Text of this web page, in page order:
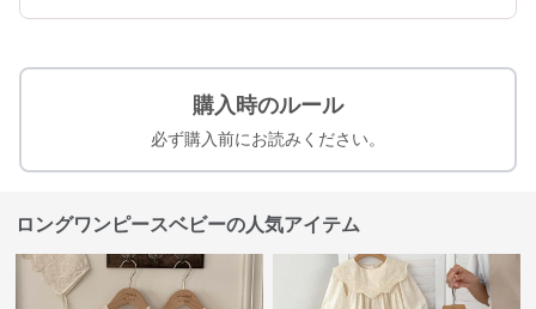
購入時のルール
必ず購入前にお読みください。
ロングワンピースベビーの人気アイテム